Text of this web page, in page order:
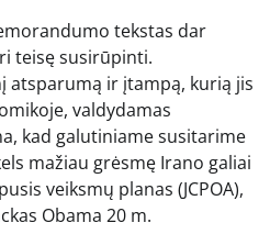
tekstas dar
teisę susirūpinti.
atsparumą ir įtampą, kurią jis
valdydamas
kad galutiniame susitarime
mažiau grėsmę Irano galiai
veiksmų planas (JCPOA),
Obama 20 m.